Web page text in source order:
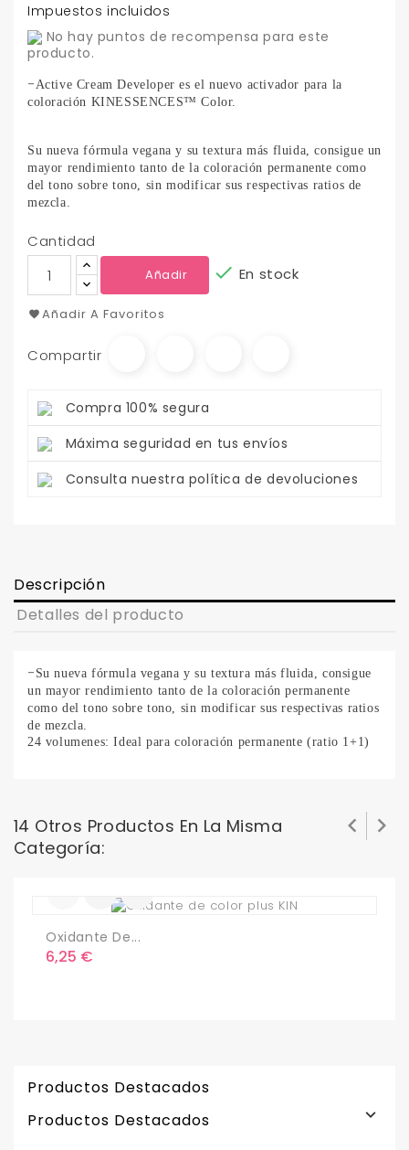
Impuestos incluidos
No hay puntos de recompensa para este
producto.
-Active Cream Developer es el nuevo activador para la
coloración KINESSENCES™ Color.
Su nueva fórmula vegana y su textura más fluida, consigue un
mayor rendimiento tanto de la coloración permanente como
del tono sobre tono, sin modificar sus respectivas ratios de
mezcla.
Cantidad
Añadir  En stock
Añadir A Favoritos
Compartir
Compra 100% segura
Máxima seguridad en tus envíos
Consulta nuestra política de devoluciones
Descripción
Detalles del producto
- Su nueva fórmula vegana y su textura más fluida, consigue
un mayor rendimiento tanto de la coloración permanente
como del tono sobre tono, sin modificar sus respectivas ratios
de mezcla.
24 volumenes: Ideal para coloración permanente (ratio 1+1)
14 Otros Productos En La Misma
Categoría:
Oxidante De...
Precio
6,25 €
 
Productos Destacados
Productos Destacados
